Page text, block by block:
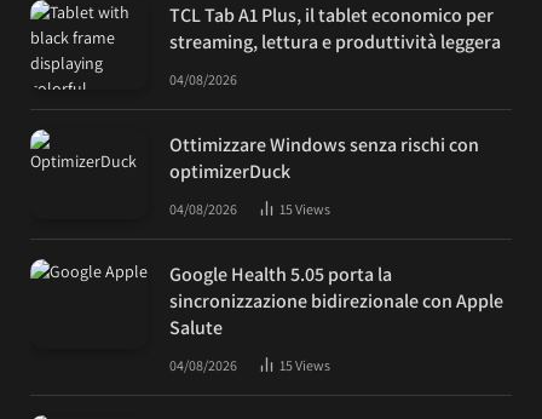
TCL Tab A1 Plus, il tablet economico per
streaming, lettura e produttività leggera
04/08/2026
Ottimizzare Windows senza rischi con
optimizerDuck
04/08/2026 15Views
Google Health 5.05 porta la
sincronizzazione bidirezionale con Apple
Salute
04/08/2026 15Views